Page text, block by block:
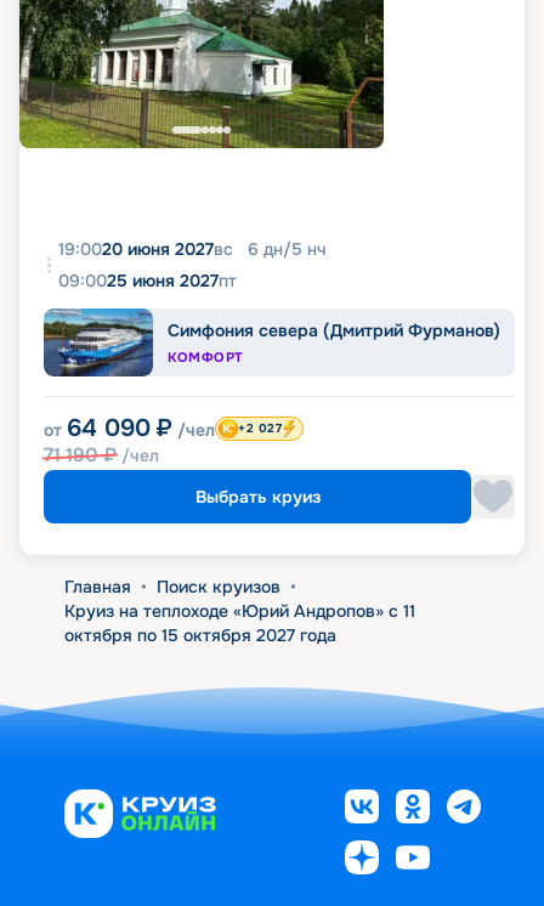
19:0020 июня 2027вс 6 дн/5 нч
09:0025 июня 2027пт
Симфония севера (Дмитрий Фурманов)
КОМФОРТ
от 64 090 ₽ /чел
71 190₽ /чел
+2 027
Выбрать круиз
Главная • Поиск круизов •
Круиз на теплоходе «Юрий Андропов» с 11
октября по 15 октября 2027 года